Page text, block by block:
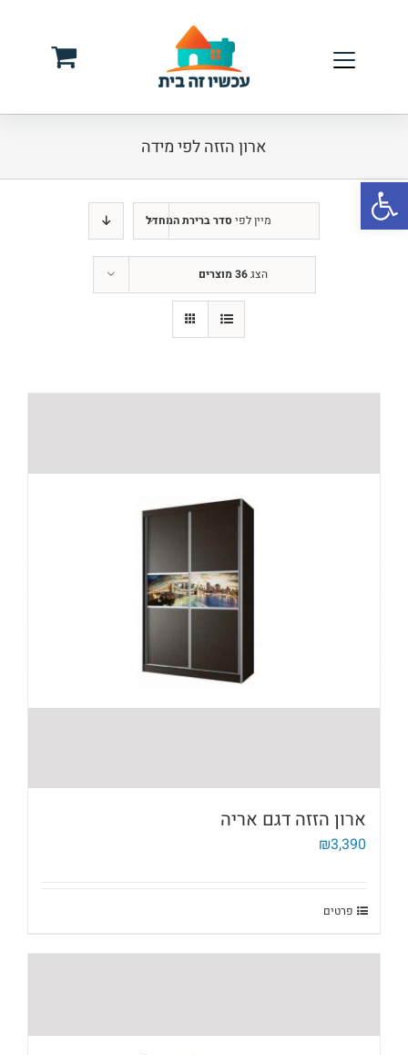
פתח סרגל נגישות
ארון הזזה לפי מידה
מיין לפי סדר ברירת המחדל
הצג36 מוצרים
ארון הזזה דגם אריה
₪3,390
פרטים